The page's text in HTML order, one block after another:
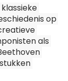
op
als